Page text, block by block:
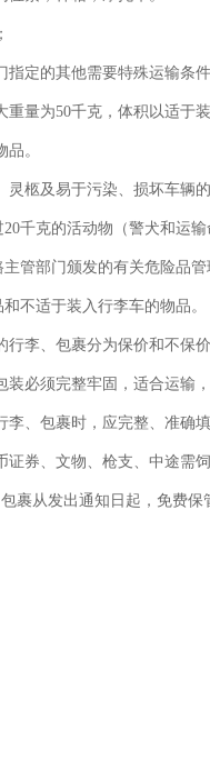
指定的其他需要特殊运输条
重量为50千克，体积以适于
。
灵柩及易于污染、损坏车辆
千克的活动物（警犬和运
管部门颁发的有关危险品
不适于装入行李车的物品。
行李、包裹分为保价和不保
装必须完整牢固，适合运输
李、包裹时，应完整、准确
证券、文物、枪支、中途需
裹从发出通知日起，免费